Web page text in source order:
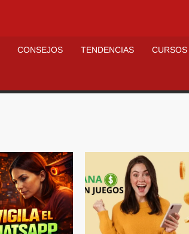
CONSEJOS TENDENCIAS CURSOS